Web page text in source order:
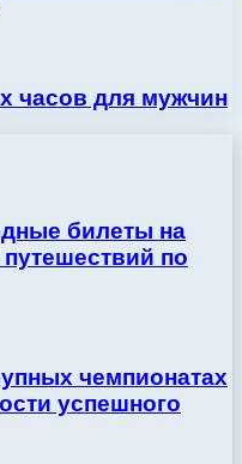
часов для мужчин
билеты на
по
чемпионатах
успешного